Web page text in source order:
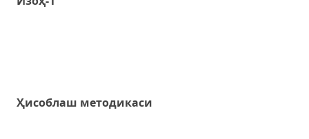
Ҳисоблаш методикаси